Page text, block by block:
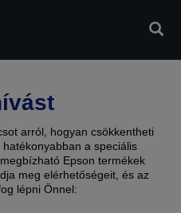
arról, hogyan csökkentheti
a speciális
Epson termékek
meg elérhetőségeit, és az
lépni Önnel: